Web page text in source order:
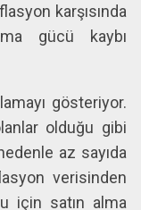
karşısında
gücü kaybı
gösteriyor.
olduğu gibi
az sayıda
verisinden
için satın alma